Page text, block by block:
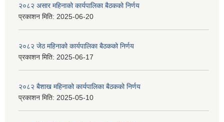
२०८२ असार महिनाको कार्यपालिका बैठकको निर्णय
प्रकाशन मिति: 2025-06-20
२०८२ जेठ महिनाको कार्यपालिका बैठकको निर्णय
प्रकाशन मिति: 2025-06-17
२०८२ बैशाख महिनाको कार्यपालिका बैठकको निर्णय
प्रकाशन मिति: 2025-05-10